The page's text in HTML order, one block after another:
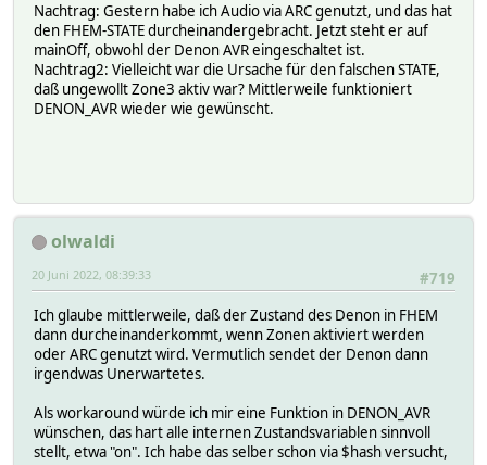
Nachtrag: Gestern habe ich Audio via ARC genutzt, und das hat
den FHEM-STATE durcheinandergebracht. Jetzt steht er auf
mainOff, obwohl der Denon AVR eingeschaltet ist.
Nachtrag2: Vielleicht war die Ursache für den falschen STATE,
daß ungewollt Zone3 aktiv war? Mittlerweile funktioniert
DENON_AVR wieder wie gewünscht.
olwaldi
#719
20 Juni 2022, 08:39:33
Ich glaube mittlerweile, daß der Zustand des Denon in FHEM
dann durcheinanderkommt, wenn Zonen aktiviert werden
oder ARC genutzt wird. Vermutlich sendet der Denon dann
irgendwas Unerwartetes.
Als workaround würde ich mir eine Funktion in DENON_AVR
wünschen, das hart alle internen Zustandsvariablen sinnvoll
stellt, etwa "on". Ich habe das selber schon via $hash versucht,